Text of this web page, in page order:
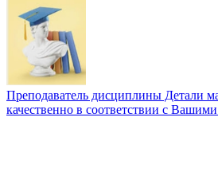
Преподаватель дисциплины Детали
качественно в соответствии с